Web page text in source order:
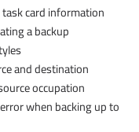
card information
a backup
and destination
occupation
when backing up to